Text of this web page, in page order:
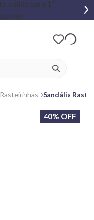
ver
Rasteirinhas Sandália
40% OFF